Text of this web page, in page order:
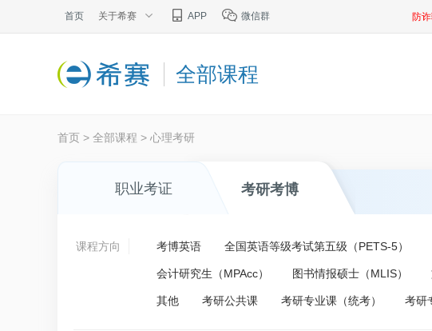
首页 关于希赛 APP 微信群 防
全部课程
首页 > 全部课程 > 心理考研
职业考证 考研考博
课程方向 考博英语 全国英语等级考试第五级（PETS-5）
会计研究生（MPAcc） 图书情报硕士（MLIS）
其他 考研公共课 考研专业课（统考） 考研